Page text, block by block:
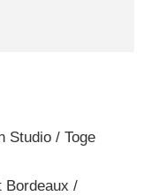
Studio / Toge
Bordeaux /